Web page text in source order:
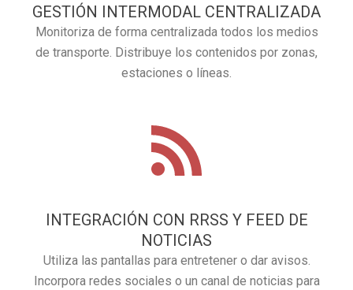
GESTIÓN INTERMODAL CENTRALIZADA
Monitoriza de forma centralizada todos los medios
de transporte. Distribuye los contenidos por zonas,
estaciones o líneas.
INTEGRACIÓN CON RRSS Y FEED DE
NOTICIAS
Utiliza las pantallas para entretener o dar avisos.
Incorpora redes sociales o un canal de noticias para